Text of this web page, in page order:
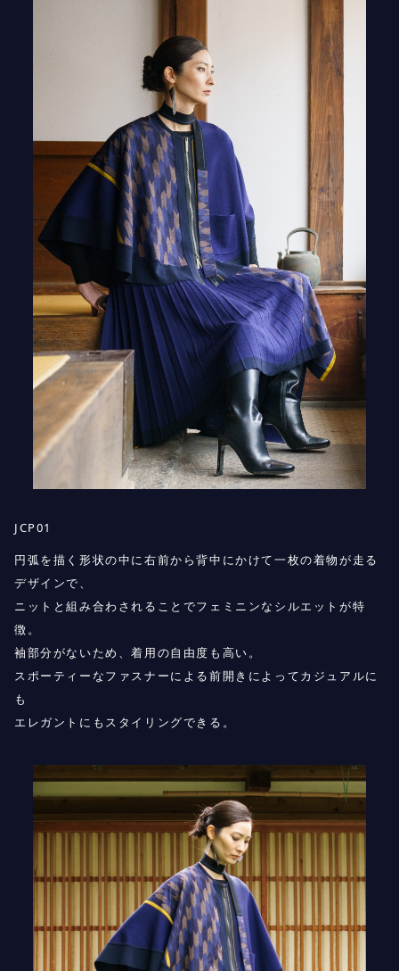
JCP01
円弧を描く形状の中に右前から背中にかけて一枚の着物が走る
デザインで、
ニットと組み合わされることでフェミニンなシルエットが特
徴。
袖部分がないため、着用の自由度も高い。
スポーティーなファスナーによる前開きによってカジュアルに
も
エレガントにもスタイリングできる。